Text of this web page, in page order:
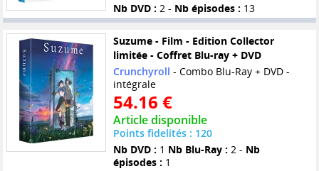
Nb DVD : 2 - Nb épisodes : 13
Suzume - Film - Edition Collector
limitée - Coffret Blu-ray + DVD
Crunchyroll - Combo Blu-Ray + DVD -
intégrale
54.16 €
Article disponible
Points fidelités : 120
Nb DVD : 1 Nb Blu-Ray : 2 - Nb
épisodes : 1